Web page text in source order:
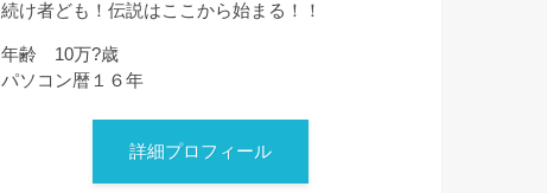
続け者ども！伝説はここから始まる！！
年齢 10万?歳
パソコン暦１６年
詳細プロフィール